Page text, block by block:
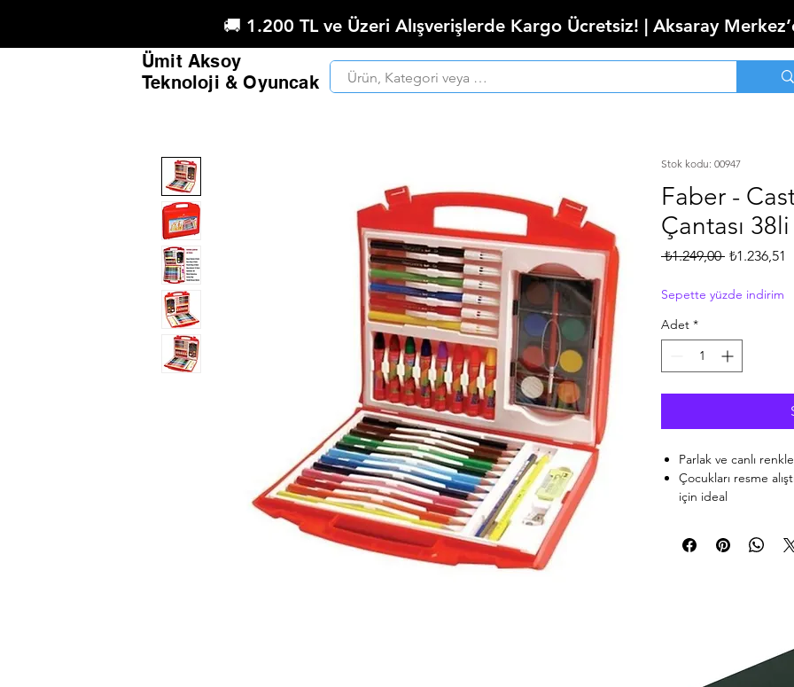
🚚 1.200 TL ve Üzeri Alışverişlerde Kargo Ücretsiz! | Aksaray
Ümit Aksoy
Teknoloji & Oyuncak
Stok kodu: 00947
Faber -
Çantası
₺1.249,00 Normal
₺1.236,51
Sepette yüzde indirim
Adet *
Parlak ve canlı
Çocukları resme
için ideal
Şık tasarımı ile
Parlak ve canlı renkler.
sulu boya, 8 renk
dereceli kalem,, HB